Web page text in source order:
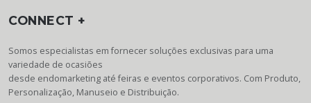
CONNECT +
Somos especialistas em fornecer soluções exclusivas para uma
variedade de ocasiões
desde endomarketing até feiras e eventos corporativos. Com Produto,
Personalização, Manuseio e Distribuição.